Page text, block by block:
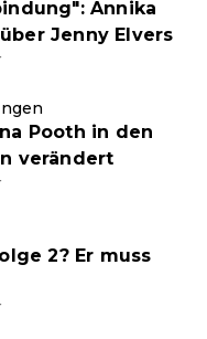
Annika
Jenny Elvers
Pooth in den
verändert
2? Er muss